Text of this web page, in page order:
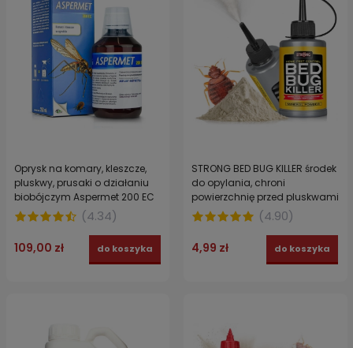
Oprysk na komary, kleszcze,
pluskwy, prusaki o działaniu
biobójczym Aspermet 200 EC
250 ml
(4.34)
109,00 zł do koszyka
STRONG BED BUG KILLER środek
do opylania, chroni
powierzchnię przed pluskwami
15 g
(4.90)
4,99 zł do koszyka